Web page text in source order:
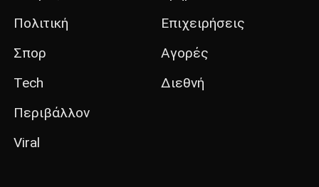
Πολιτική
Σπορ
Tech
Περιβάλλον
Viral
Επιχειρήσεις
Αγορές
Διεθνή